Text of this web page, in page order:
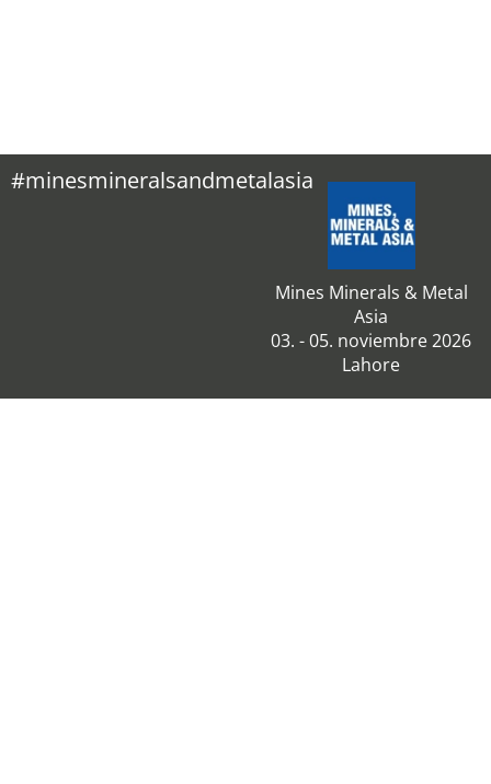
#minesmineralsandmetalasia
Mines Minerals & Metal
Asia
03. - 05. noviembre 2026
Lahore